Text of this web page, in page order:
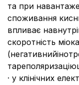
та при
споживання
впливає
скоротність
· у клінічних